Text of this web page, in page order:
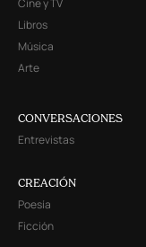
Cine y TV
Libros
Música
Arte
CONVERSACIONES
Entrevistas
CREACIÓN
Poesía
Ficción